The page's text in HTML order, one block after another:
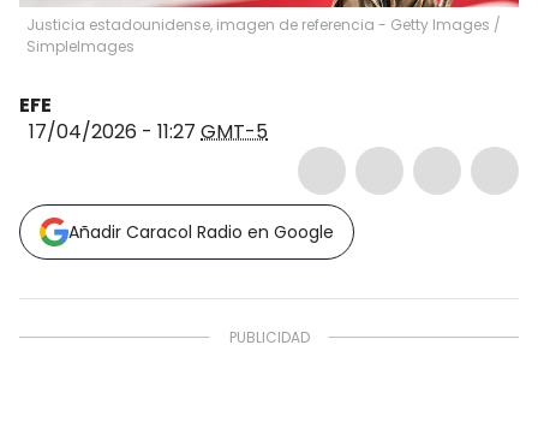
Justicia estadounidense, imagen de referencia - Getty Images /
SimpleImages
EFE
17/04/2026 - 11:27 GMT-5
Añadir Caracol Radio en Google